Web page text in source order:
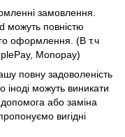
замовлення.
можуть повністю
оформлення. (В т.ч
Monopay)
повну задоволеність
можуть виникати
або заміна
вигідні